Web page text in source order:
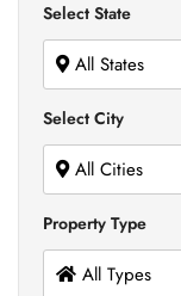
Select State
All States
Select City
All Cities
Property Type
All Types